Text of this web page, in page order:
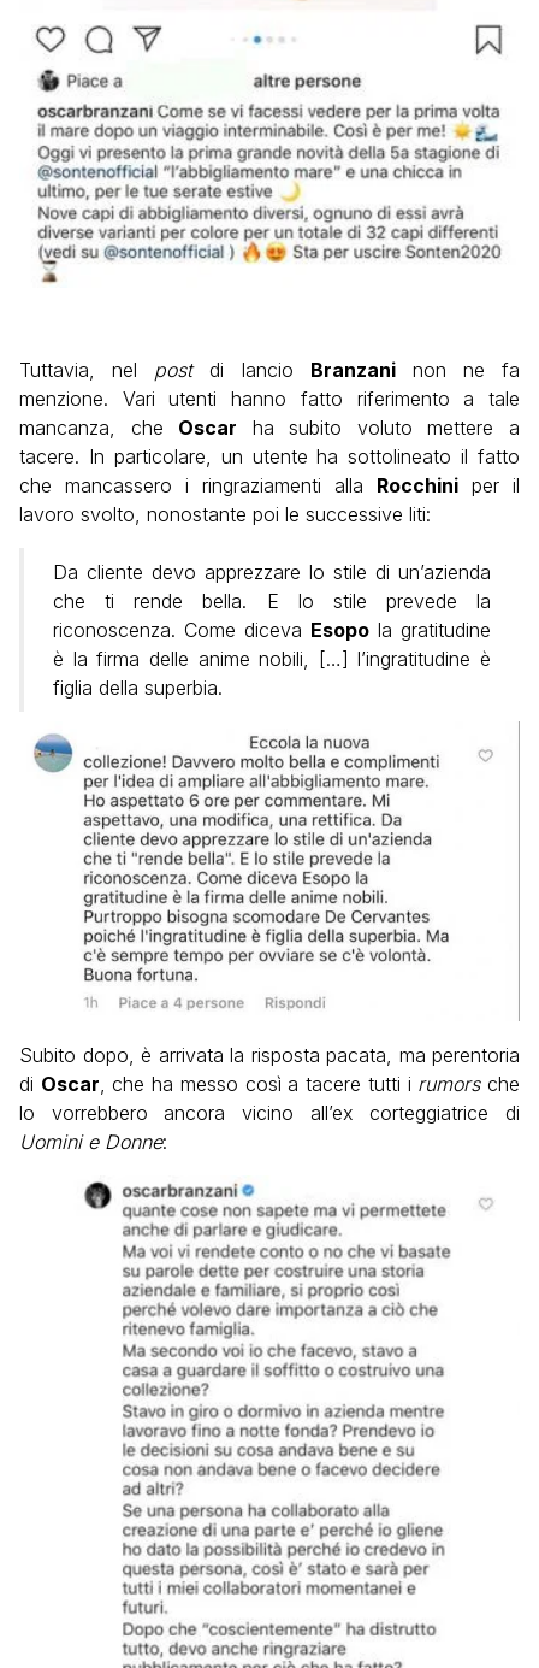
Tuttavia, nel postdi lancio Branzaninon ne fa
menzione. Vari utenti hanno fatto riferimento a tale
mancanza, che Oscar ha subito voluto mettere a
tacere. In particolare, un utente ha sottolineato il fatto
che mancassero i ringraziamenti alla Rocchini per il
lavoro svolto, nonostante poi le successive liti:
Da cliente devo apprezzare lo stile di un’azienda
che ti rende bella. E lo stile prevede la
riconoscenza. Come diceva Esopo la gratitudine
è la firma delle anime nobili, […] l’ingratitudine è
figlia della superbia.
Subito dopo, è arrivata la risposta pacata, ma perentoria
di Oscar , che ha messo così a tacere tutti i rumorsche
lo vorrebbero ancora vicino all’ex corteggiatrice di
Uomini e Donne: